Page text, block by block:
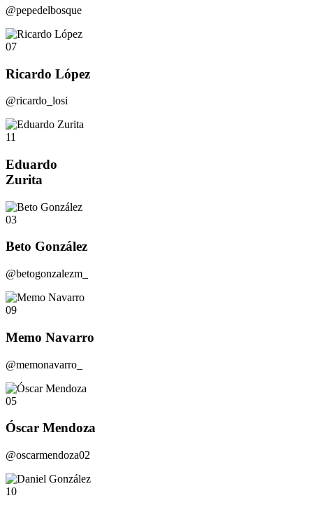
@pepedelbosque
07
Ricardo López
@ricardo_losi
11
Eduardo
Zurita
03
Beto González
@betogonzalezm_
09
Memo Navarro
@memonavarro_
05
Óscar Mendoza
@oscarmendoza02
10